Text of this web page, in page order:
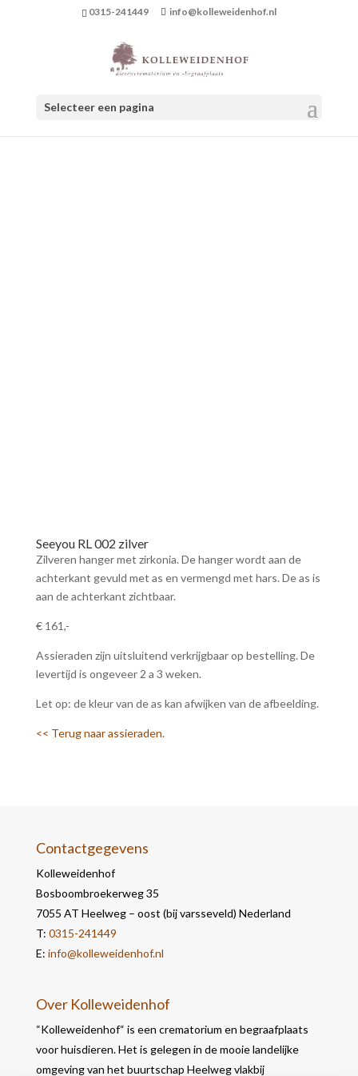
0315-241449 info@kolleweidenhof.nl
Selecteer een pagina
Seeyou RL 002 zilver
Zilveren hanger met zirkonia. De hanger wordt aan de
achterkant gevuld met as en vermengd met hars. De as is
aan de achterkant zichtbaar.
€ 161,-
Assieraden zijn uitsluitend verkrijgbaar op bestelling. De
levertijd is ongeveer 2 a 3 weken.
Let op: de kleur van de as kan afwijken van de afbeelding.
<< Terug naar assieraden.
Contactgegevens
Kolleweidenhof
Bosboombroekerweg 35
7055 AT Heelweg – oost (bij varsseveld) Nederland
T: 0315-241449
E: info@kolleweidenhof.nl
Over Kolleweidenhof
“Kolleweidenhof“ is een crematorium en begraafplaats
voor huisdieren. Het is gelegen in de mooie landelijke
omgeving van het buurtschap Heelweg vlakbij